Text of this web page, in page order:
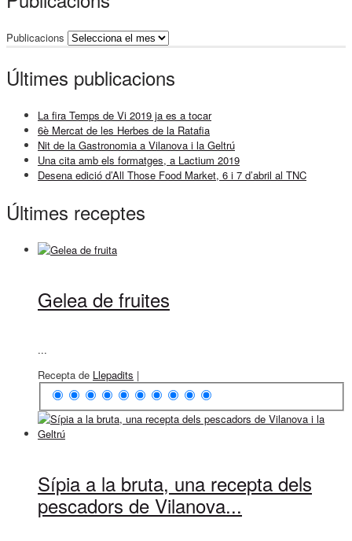
Publicacions
Últimes publicacions
La fira Temps de Vi 2019 ja es a tocar
6è Mercat de les Herbes de la Ratafia
Nit de la Gastronomia a Vilanova i la Geltrú
Una cita amb els formatges, a Lactium 2019
Desena edició d’All Those Food Market, 6 i 7 d’abril al TNC
Últimes receptes
Gelea de fruites
...
Recepta de Llepadits |
Sípia a la bruta, una recepta dels
pescadors de Vilanova...